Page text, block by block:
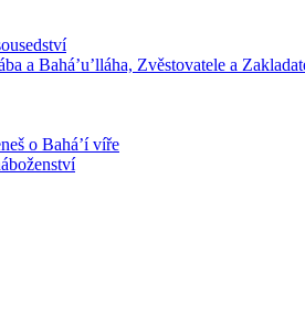
a Bahá’u’lláha, Zvěstovatele a
o Bahá’í víře